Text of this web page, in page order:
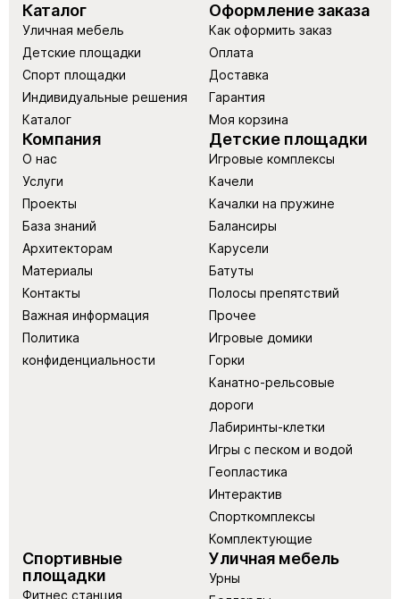
Каталог
Уличная мебель
Детские площадки
Спорт площадки
Индивидуальные решения
Каталог
Оформление заказа
Как оформить заказ
Оплата
Доставка
Гарантия
Моя корзина
Компания
О нас
Услуги
Проекты
База знаний
Архитекторам
Материалы
Контакты
Важная информация
Политика
конфиденциальности
Детские площадки
Игровые комплексы
Качели
Качалки на пружине
Балансиры
Карусели
Батуты
Полосы препятствий
Прочее
Игровые домики
Горки
Канатно-рельсовые
дороги
Лабиринты-клетки
Игры с песком и водой
Геопластика
Интерактив
Спорткомплексы
Комплектующие
Спортивные
площадки
Фитнес станция
Уличная мебель
Урны